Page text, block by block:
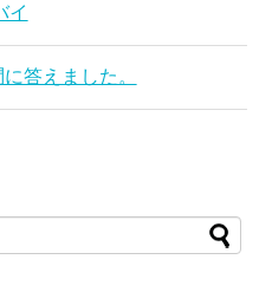
イ
答えました。